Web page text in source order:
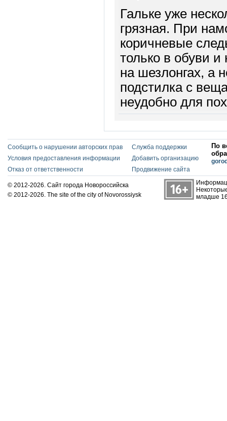
Гальке уже
грязная. При
коричневые
только в обуви и
на шезлонгах, а
подстилка с
неудобно для
Сообщить о нарушении авторских прав
Условия предоставления информации
Отказ от ответственности
Служба поддержки
Добавить организацию
Продвижение сайта
По
© 2012-2026. Сайт города Новороссийска
© 2012-2026. The site of the city of Novorossiysk
младше